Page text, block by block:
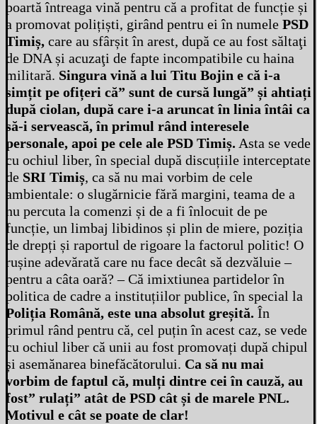
poartă întreaga vină pentru că a profitat de funcție și
a promovat polițiști, girând pentru ei în numele PSD
Timiș, care au sfârșit în arest, după ce au fost săltaţi
de DNA și acuzaţi de fapte incompatibile cu haina
militară. Singura vină a lui Titu Bojin e că i-a
simțit pe ofițeri că” sunt de cursă lungă” și ahtiați
după ciolan, după care i-a aruncat în linia întâi ca
să-i servească, în primul rând interesele
personale, apoi pe cele ale PSD Timiș. Asta se vede
cu ochiul liber, în special după discuțiile interceptate
de SRI Timiș, ca să nu mai vorbim de cele
ambientale: o slugărnicie fără margini, teama de a
nu percuta la comenzi și de a fi înlocuit de pe
funcție, un limbaj libidinos și plin de miere, poziția
de drepți și raportul de rigoare la factorul politic! O
rușine adevărată care nu face decât să dezvăluie –
pentru a câta oară? – Că imixtiunea partidelor în
politica de cadre a instituțiilor publice, în special la
Poliția Română, este una absolut greșită. În
primul rând pentru că, cel puțin în acest caz, se vede
cu ochiul liber că unii au fost promovați după chipul
și asemănarea binefăcătorului. Ca să nu mai
vorbim de faptul că, mulți dintre cei în cauză, au
fost” rulați” atât de PSD cât și de marele PNL.
Motivul e cât se poate de clar!